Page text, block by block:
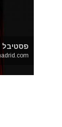
פסטיבל